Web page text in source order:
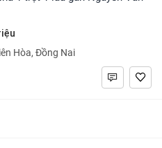
Hòa, Đồng Nai